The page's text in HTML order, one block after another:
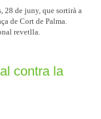
28 de juny, que sortirà a
de Cort de Palma.
revetlla.
contra la